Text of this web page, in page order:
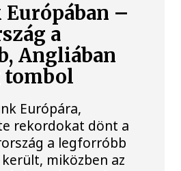
–
a
Angliában
tombol
Európára,
rekordokat dönt a
a legforróbb
miközben az